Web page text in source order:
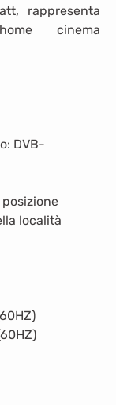
rappresenta
cinema
DVB-
località